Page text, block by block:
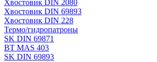
Хвостовик DIN 2080
Хвостовик DIN 69893
Хвостовик DIN 228
Термо/гидропатроны
SK DIN 69871
BT MAS 403
SK DIN 69893